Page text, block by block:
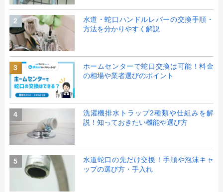
2
水道・蛇口ハンドルレバーの交換手順・
方法を分かりやすく解説
3
ホームセンターで蛇口交換は可能！料金
の相場や業者選びのポイント
4
洗濯機排水トラップ2種類や仕組みを解
説！知っておきたい機能や選び方
5
水道蛇口の先だけ交換！手順や泡沫キャ
ップの選び方・手入れ